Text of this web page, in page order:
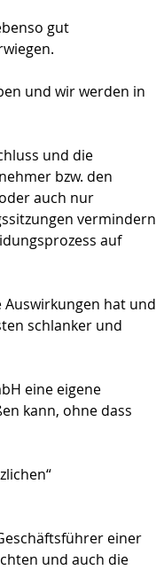
gut
und wir werden in
und die
bzw. den
auch nur
vermindern
auf
hat und
schlanker und
eine eigene
kann, ohne dass
einer
und auch die